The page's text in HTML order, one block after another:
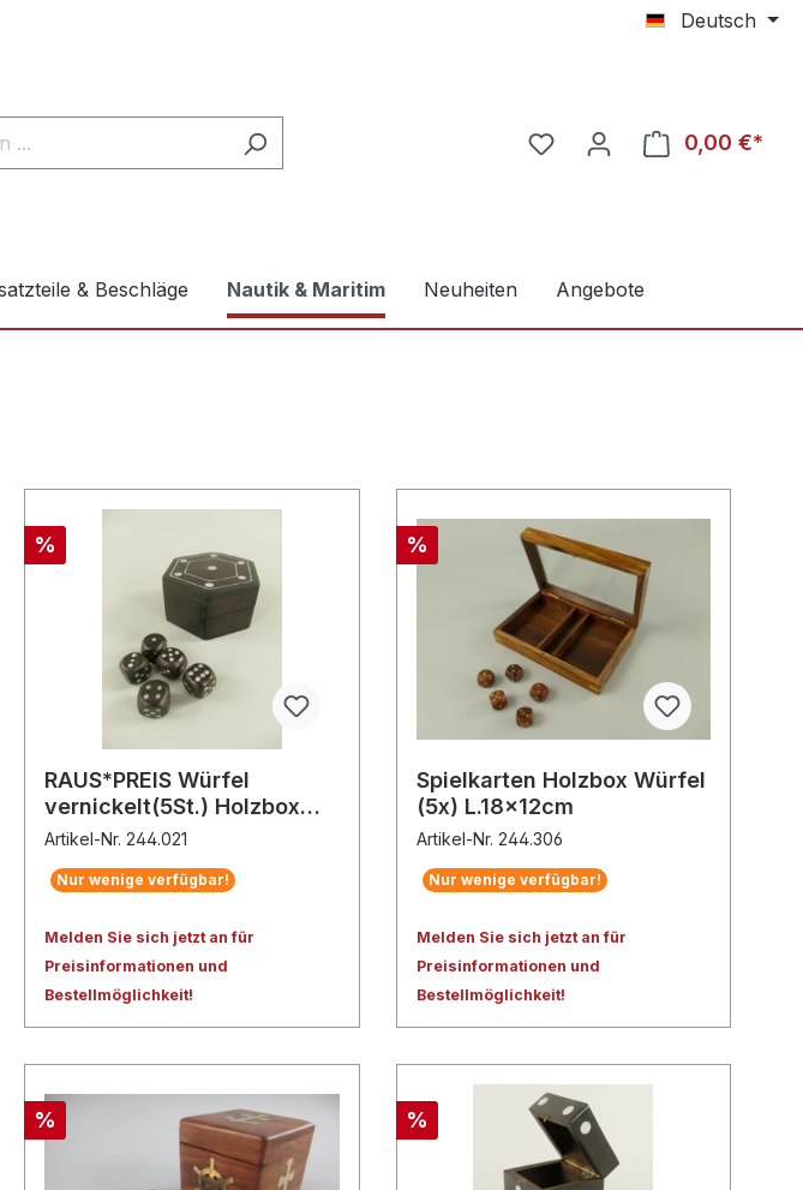
Deutsch
0,00 €*
& Beschläge Nautik & Maritim Neuheiten Angebote
%
RAUS*PREIS Würfel
vernickelt(5St.) Holzbox
D.9cm
Artikel-Nr. 244.021
Nur wenige verfügbar!
Melden Sie sich jetzt an für
Preisinformationen und
Bestellmöglichkeit!
%
Spielkarten Holzbox Würfel
(5x) L.18x12cm
Artikel-Nr. 244.306
Nur wenige verfügbar!
Melden Sie sich jetzt an für
Preisinformationen und
Bestellmöglichkeit!
% %